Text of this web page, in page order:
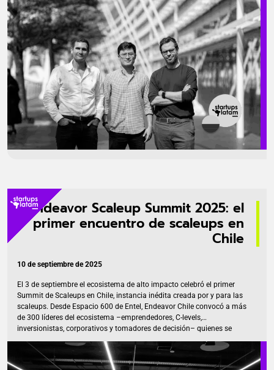
Colombia, quienes ya han movido más de US$1,000 millones a
través de la plataforma que ofrece cuentas […]
Endeavor Scaleup Summit 2025: el
primer encuentro de scaleups en
Chile
10 de septiembre de 2025
El 3 de septiembre el ecosistema de alto impacto celebró el primer
Summit de Scaleups en Chile, instancia inédita creada por y para las
scaleups. Desde Espacio 600 de Entel, Endeavor Chile convocó a más
de 300 líderes del ecosistema –emprendedores, C-levels,
inversionistas, corporativos y tomadores de decisión– quienes se
más vibrante y desafiante del mundo del emprendimiento. ¿Por qué
scaleups? Se trata de un segmento empresarial cuyos alcances son